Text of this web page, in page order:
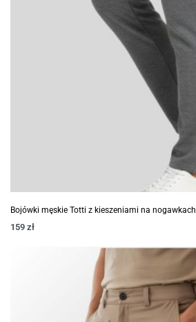
Bojówki męskie Totti z kieszeniami na nogawkach
159 zł